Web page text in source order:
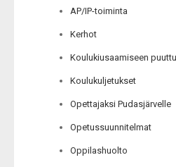
AP/IP-toiminta
Kerhot
Koulukiusaamiseen
Koulukuljetukset
Opettajaksi Pudasjärvelle
Opetussuunnitelmat
Oppilashuolto